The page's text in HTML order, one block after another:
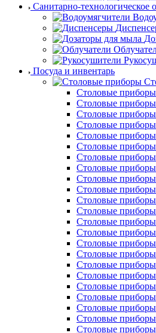
Санитарно-технологическое
Посуда и инвентарь
Столовые
Столовые приборы
Столовые
Столовые
Столовые
Столовые
Столовые приборы
Столовые
Столовые приборы
Столовые приборы
Столовые приборы
Столовые приборы
Столовые
Столовые
Столовые приборы
Столовые
Столовые
Столовые приборы
Столовые приборы
Столовые приборы
Столовые приборы
Столовые приборы
Столовые